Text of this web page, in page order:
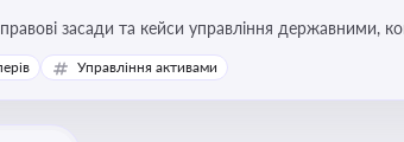
засади та кейси управління державними,
та ефективне використання майна
Управління активами